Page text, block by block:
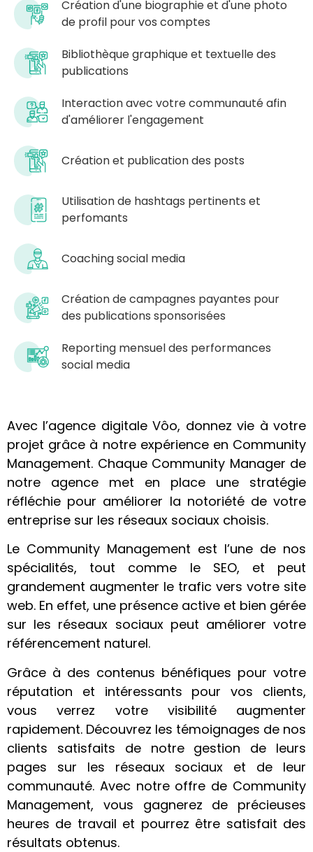
Création d'une biographie et d'une photo
de profil pour vos comptes​
Bibliothèque graphique et textuelle des
publications
Interaction avec votre communauté afin
d'améliorer l'engagement
Création et publication des posts
Utilisation de hashtags pertinents et
perfomants
Coaching social media
Création de campagnes payantes pour
des publications sponsorisées​
Reporting mensuel des performances
social media
Avec l’agence digitale Vôo, donnez vie à votre
projet grâce à notre expérience en Community
Management. Chaque Community Manager de
notre agence met en place une stratégie
réfléchie pour améliorer la notoriété de votre
entreprise sur les réseaux sociaux choisis.
Le Community Management est l’une de nos
spécialités, tout comme le SEO, et peut
grandement augmenter le trafic vers votre site
web. En effet, une présence active et bien gérée
sur les réseaux sociaux peut améliorer votre
référencement naturel.
Grâce à des contenus bénéfiques pour votre
réputation et intéressants pour vos clients,
vous verrez votre visibilité augmenter
rapidement. Découvrez les témoignages de nos
clients satisfaits de notre gestion de leurs
pages sur les réseaux sociaux et de leur
communauté. Avec notre offre de Community
Management, vous gagnerez de précieuses
heures de travail et pourrez être satisfait des
résultats obtenus.